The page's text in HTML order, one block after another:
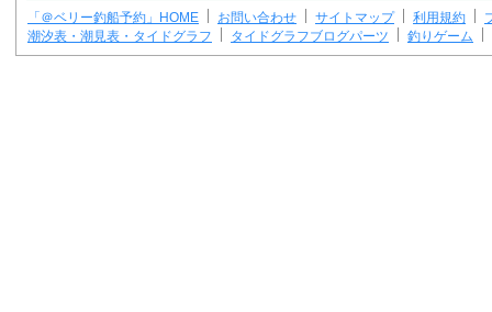
「＠ベリー釣船予約」HOME お問い合わせ サイトマップ 利用規約
潮汐表・潮見表・タイドグラフ
タイドグラフブログパーツ 釣りゲーム